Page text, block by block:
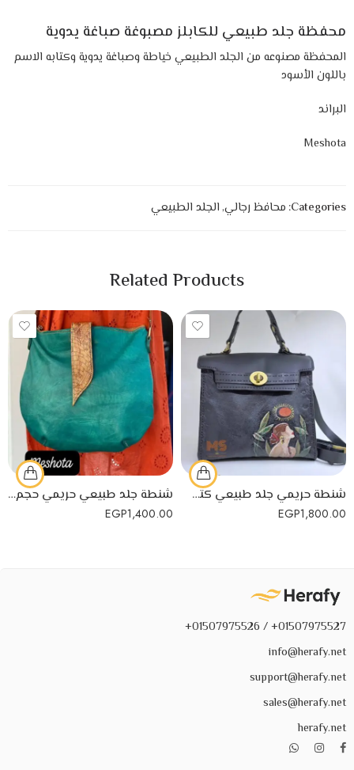
محفظة جلد طبيعي للكابلز مصبوغة صباغة يدوية
المحفظة مصنوعه من الجلد الطبيعي خياطة وصباغة يدوية وكتابه الاسم
باللون الأسود
البراند
Meshota
Categories: محافظ رجالي,الجلد الطبيعي
Related Products
شنطة حريمي جلد طبيعي كتف برسومات يدوية
EGP1,800.00
شنطة جلد طبيعي حريمي حجم كبير صناعة يدوية
EGP1,400.00
01507975527+ / 01507975526+
info@herafy.net
support@herafy.net
sales@herafy.net
herafy.net